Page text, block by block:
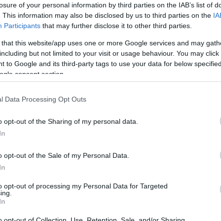
of your personal information by third parties on the IAB’s list of
This information may also be disclosed by us to third parties on the
Participants that may further disclose it to other third parties.
that this website/app uses one or more Google services and may
but not limited to your visit or usage behaviour. You may
to Google and its third-party tags to use your data for below
consent section.
Data Processing Opt Outs
opt-out of the Sharing of my personal data.
opt-out of the Sale of my Personal Data.
opt-out of processing my Personal Data for Targeted
da sua autoria. A produção esteve a cargo